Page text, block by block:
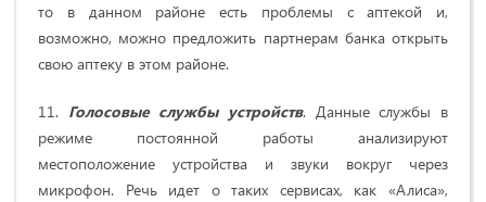
то в данном районе есть проблемы с аптекой и,
возможно, можно предложить партнерам банка открыть
свою аптеку в этом районе.
11. Голосовые службы устройств. Данные службы в
режиме постоянной работы анализируют
местоположение устройства и звуки вокруг через
микрофон. Речь идет о таких сервисах, как «Алиса»,